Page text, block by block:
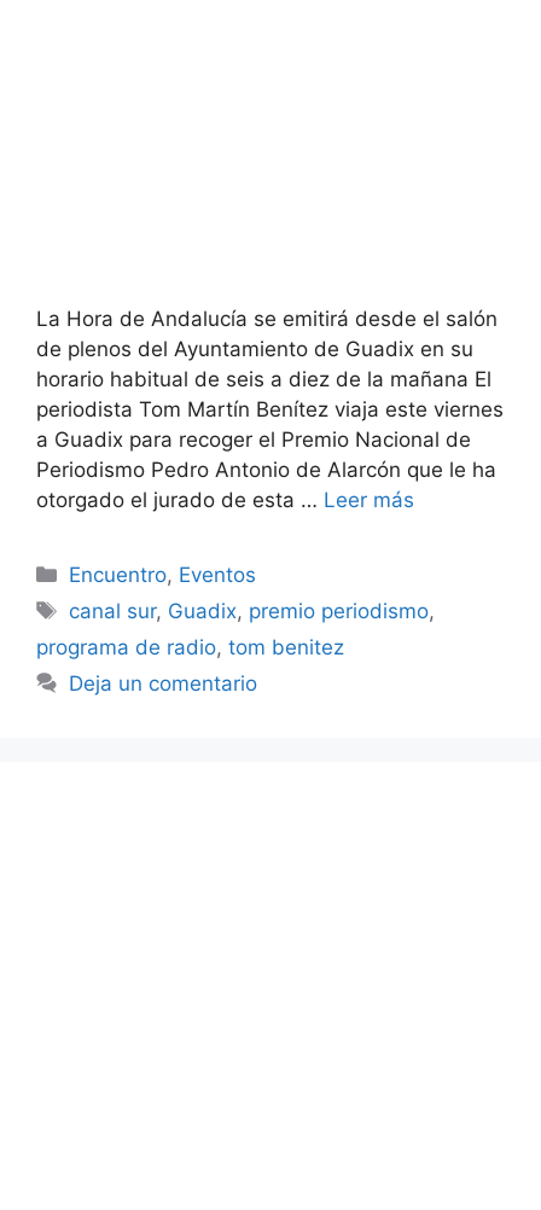
La Hora de Andalucía se emitirá desde el salón
de plenos del Ayuntamiento de Guadix en su
horario habitual de seis a diez de la mañana El
periodista Tom Martín Benítez viaja este viernes
a Guadix para recoger el Premio Nacional de
Periodismo Pedro Antonio de Alarcón que le ha
otorgado el jurado de esta … Leer más
Categorías
Encuentro, Eventos
Etiquetas
canal sur, Guadix, premio periodismo,
programa de radio, tom benitez
Deja un comentario